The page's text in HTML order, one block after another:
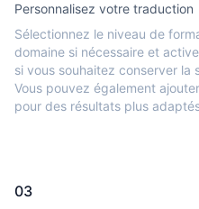
Personnalisez votre traduction
Sélectionnez le niveau de
domaine si nécessaire et
si vous souhaitez conserver
Vous pouvez également
pour des résultats plus
03